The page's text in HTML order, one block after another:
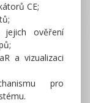
CE;
jejich ověření
a vizualizaci
pro